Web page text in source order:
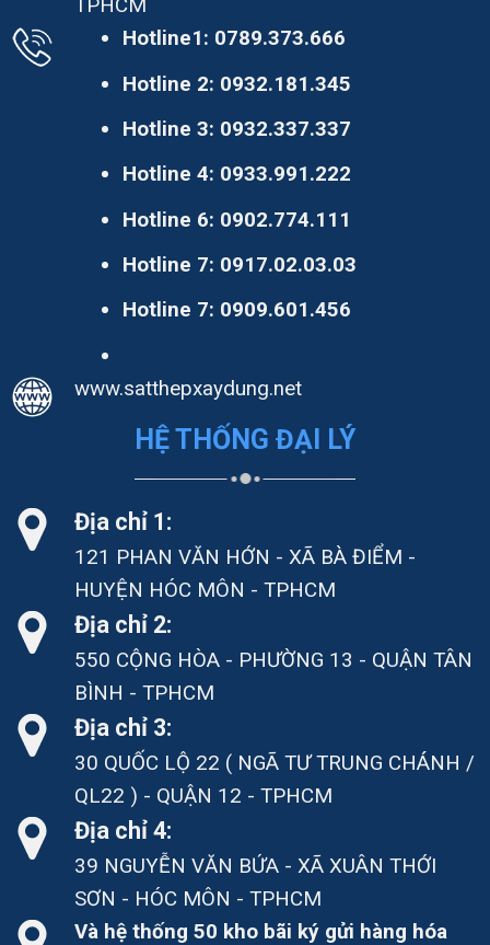
TPHCM
Hotline1: 0789.373.666
Hotline 2: 0932.181.345
Hotline 3: 0932.337.337
Hotline 4: 0933.991.222
Hotline 6: 0902.774.111
Hotline 7: 0917.02.03.03
Hotline 7: 0909.601.456
www.satthepxaydung.net
HỆ THỐNG ĐẠI LÝ
Địa chỉ 1:
121 PHAN VĂN HỚN - XÃ BÀ ĐIỂM -
HUYỆN HÓC MÔN - TPHCM
Địa chỉ 2:
550 CỘNG HÒA - PHƯỜNG 13 - QUẬN TÂN
BÌNH - TPHCM
Địa chỉ 3:
30 QUỐC LỘ 22 ( NGÃ TƯ TRUNG CHÁNH /
QL22 ) - QUẬN 12 - TPHCM
Địa chỉ 4:
39 NGUYỄN VĂN BỨA - XÃ XUÂN THỚI
SƠN - HÓC MÔN - TPHCM
Và hệ thống 50 kho bãi ký gửi hàng hóa